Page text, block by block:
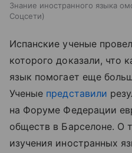
Знание иностранного языка
Соцсети
Испанские ученые
которого доказали, что
язык помогает еще
Ученые представили
на Форуме Федерации
обществ в Барселоне. О
изучения иностранных